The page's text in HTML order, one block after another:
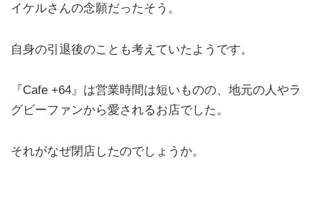
イケルさんの念願だったそう。
自身の引退後のことも考えていたようです。
『Cafe +64』は営業時間は短いものの、地元の人やラ
グビーファンから愛されるお店でした。
それがなぜ閉店したのでしょうか。